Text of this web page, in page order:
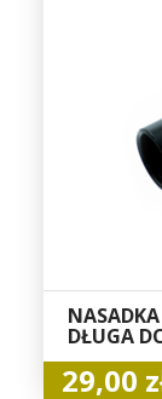
DŁUGA
29,00